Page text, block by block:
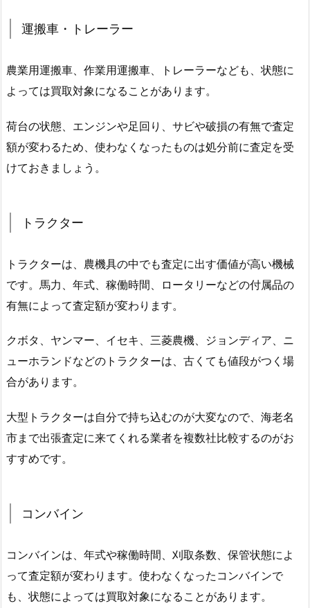
運搬車・トレーラー
農業用運搬車、作業用運搬車、トレーラーなども、状態に
よっては買取対象になることがあります。
荷台の状態、エンジンや足回り、サビや破損の有無で査定
額が変わるため、使わなくなったものは処分前に査定を受
けておきましょう。
トラクター
トラクターは、農機具の中でも査定に出す価値が高い機械
です。馬力、年式、稼働時間、ロータリーなどの付属品の
有無によって査定額が変わります。
クボタ、ヤンマー、イセキ、三菱農機、ジョンディア、ニ
ューホランドなどのトラクターは、古くても値段がつく場
合があります。
大型トラクターは自分で持ち込むのが大変なので、海老名
市まで出張査定に来てくれる業者を複数社比較するのがお
すすめです。
コンバイン
コンバインは、年式や稼働時間、刈取条数、保管状態によ
って査定額が変わります。使わなくなったコンバインで
も、状態によっては買取対象になることがあります。